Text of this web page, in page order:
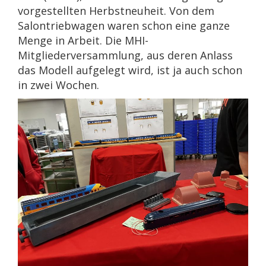
vorgestellten Herbstneuheit. Von dem
Salontriebwagen waren schon eine ganze
Menge in Arbeit. Die MHI-
Mitgliederversammlung, aus deren Anlass
das Modell aufgelegt wird, ist ja auch schon
in zwei Wochen.